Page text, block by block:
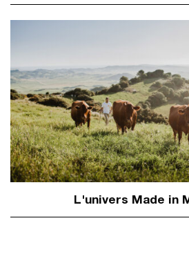
L'univers Made in